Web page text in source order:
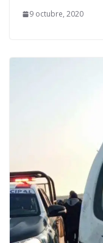
9 octubre, 2020